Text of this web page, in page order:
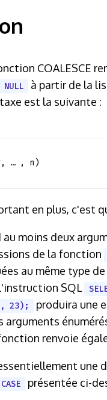
COALESCE
NULL
à partir de la
est la suivante :
… , n)
en plus, c'est
au moins deux
de la fonction
au même type
SQL
23);
produira une
arguments
renvoie
une
CASE présentée ci-